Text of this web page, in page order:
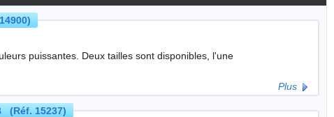
sont disponibles, l'une
Plus
(Réf. 15237)